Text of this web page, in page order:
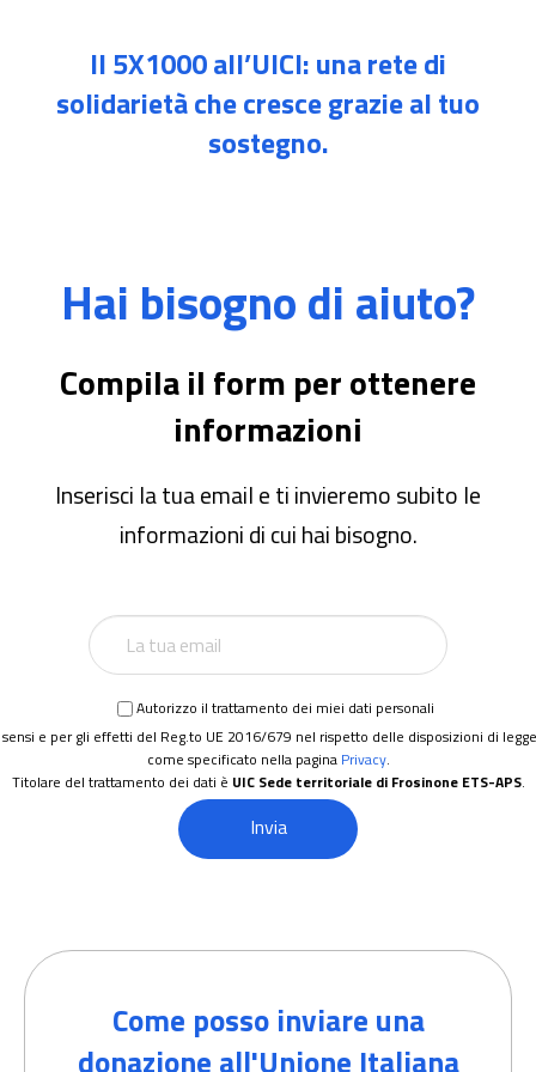
Il 5X1000 all’UICI: una rete di
solidarietà che cresce grazie al tuo
sostegno.
Hai bisogno di aiuto?
Compila il form per ottenere
informazioni
Inserisci la tua email e ti invieremo subito le
informazioni di cui hai bisogno.
Autorizzo il trattamento dei miei dati personali
e per gli effetti del Reg.to UE 2016/679 nel rispetto delle disposizioni di
come specificato nella pagina Privacy.
Titolare del trattamento dei dati è UIC Sede territoriale di Frosinone ETS-APS.
Come posso inviare una
donazione all'Unione Italiana